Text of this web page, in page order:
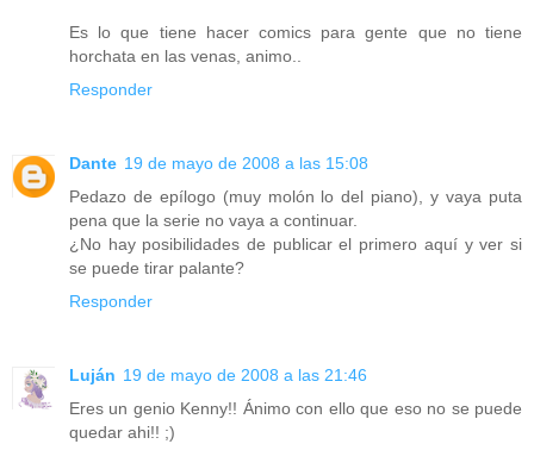
Es lo que tiene hacer comics para gente que no tiene
horchata en las venas, animo..
Responder
Dante 19 de mayo de 2008 a las 15:08
Pedazo de epílogo (muy molón lo del piano), y vaya puta
pena que la serie no vaya a continuar.
¿No hay posibilidades de publicar el primero aquí y ver si
se puede tirar palante?
Responder
Luján 19 de mayo de 2008 a las 21:46
Eres un genio Kenny!! Ánimo con ello que eso no se puede
quedar ahi!! ;)